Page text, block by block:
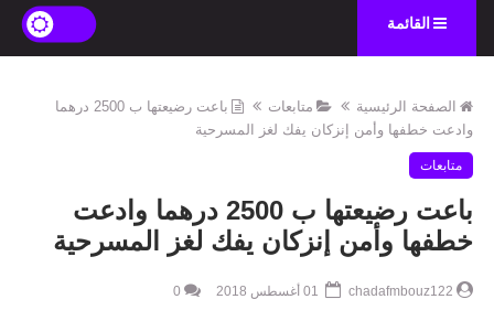
القائمة
الصفحة الرئيسية متابعات
باعت رضيعتها ب 2500 درهما
وادعت خطفها وأمن إنزكان يفك لغز المسرحية
متابعات
باعت رضيعتها ب 2500 درهما وادعت
خطفها وأمن إنزكان يفك لغز المسرحية
chadafmbouz122
0